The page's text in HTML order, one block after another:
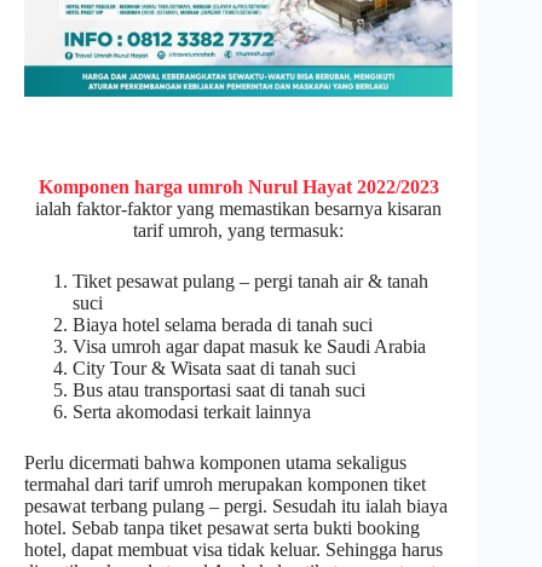
Komponen harga umroh Nurul Hayat 2022/2023
ialah faktor-faktor yang memastikan besarnya kisaran
tarif umroh, yang termasuk:
Tiket pesawat pulang – pergi tanah air & tanah
suci
Biaya hotel selama berada di tanah suci
Visa umroh agar dapat masuk ke Saudi Arabia
City Tour & Wisata saat di tanah suci
Bus atau transportasi saat di tanah suci
Serta akomodasi terkait lainnya
Perlu dicermati bahwa komponen utama sekaligus
termahal dari tarif umroh merupakan komponen tiket
pesawat terbang pulang – pergi. Sesudah itu ialah biaya
hotel. Sebab tanpa tiket pesawat serta bukti booking
hotel, dapat membuat visa tidak keluar. Sehingga harus